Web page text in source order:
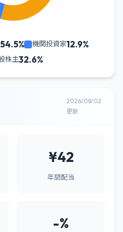
54.5% 機関投資家12.9%
株主32.6%
2026/08/02
更新
¥42
年間配当
-%